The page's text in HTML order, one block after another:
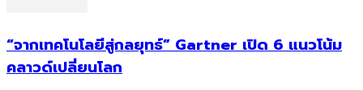
“จากเทคโนโลยีสู่กลยุทธ์” Gartner เปิด 6 แนวโน้ม
คลาวด์เปลี่ยนโลก